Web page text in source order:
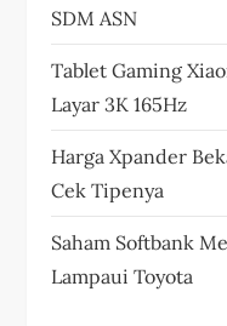
SDM ASN
Tablet Gaming
Layar 3K 165Hz
Harga Xpander
Cek Tipenya
Saham Softbank
Lampaui Toyota